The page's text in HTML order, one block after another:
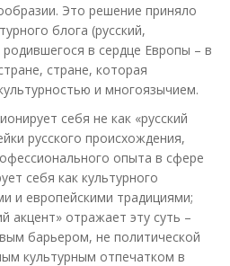
Это решение приняло
блога (русский,
родившегося в сердце Европы – в
стране, которая
и многоязычием.
себя не как «русский
русского происхождения,
опыта в сфере
себя как культурного
и европейскими традициями;
акцент» отражает эту суть –
барьером, не политической
культурным отпечатком в